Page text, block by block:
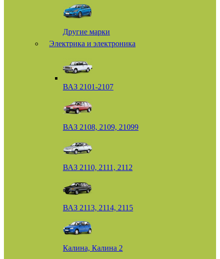
Другие марки
Электрика и электроника
ВАЗ 2101-2107
ВАЗ 2108, 2109, 21099
ВАЗ 2110, 2111, 2112
ВАЗ 2113, 2114, 2115
Калина, Калина 2